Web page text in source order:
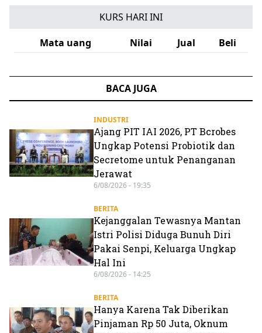
KURS HARI INI
Mata uang
Nilai Jual Beli
BACA JUGA
INDUSTRI
Ajang PIT IAI 2026, PT Bcrobes
Ungkap Potensi Probiotik dan
Secretome untuk Penanganan
Jerawat
6/08/2026 - 19:35
BERITA
Kejanggalan Tewasnya Mantan
Istri Polisi Diduga Bunuh Diri
Pakai Senpi, Keluarga Ungkap
Hal Ini
6/08/2026 - 14:25
BERITA
Hanya Karena Tak Diberikan
Pinjaman Rp 50 Juta, Oknum